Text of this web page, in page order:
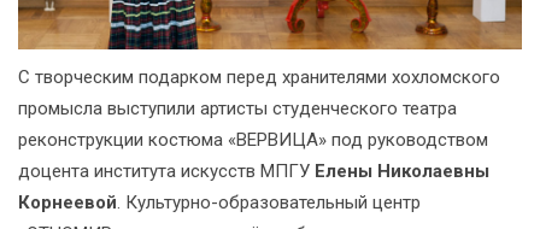
С творческим подарком перед хранителями хохломского
промысла выступили артисты студенческого театра
реконструкции костюма «ВЕРВИЦА» под руководством
доцента института искусств МПГУ Елены Николаевны
Корнеевой. Культурно-образовательный центр